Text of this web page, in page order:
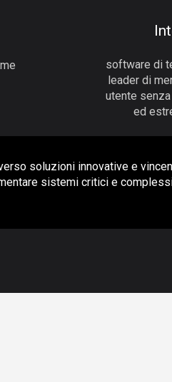
software di
leader di
utente
ed
soluzioni innovative e
sistemi critici e